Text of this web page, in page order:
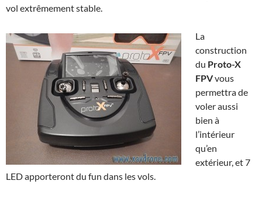
vol extrêmement stable.
La
construction
du Proto-X
FPVvous
permettra de
voler aussi
bien à
l’intérieur
qu’en
extérieur, et 7
LED apporteront du fun dans les vols.